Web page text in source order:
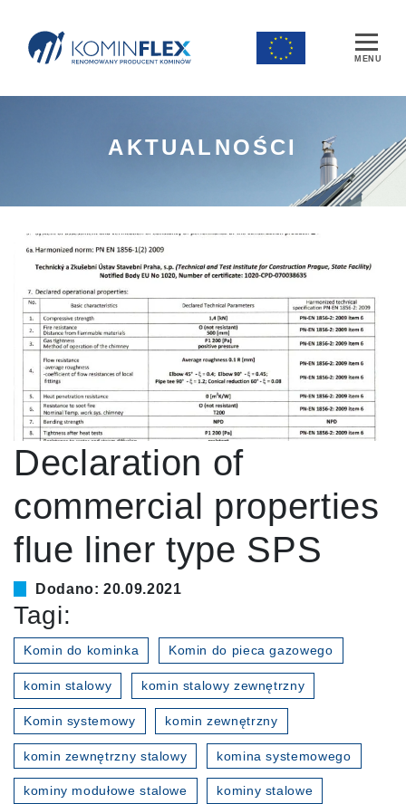
Main Navigation
AKTUALNOŚCI
Declaration of
commercial properties
flue liner type SPS
Dodano: 20.09.2021
Tagi:
Komin do kominka Komin do pieca gazowego
komin stalowy komin stalowy zewnętrzny
Komin systemowy komin zewnętrzny
komin zewnętrzny stalowy komina systemowego
kominy modułowe stalowe kominy stalowe